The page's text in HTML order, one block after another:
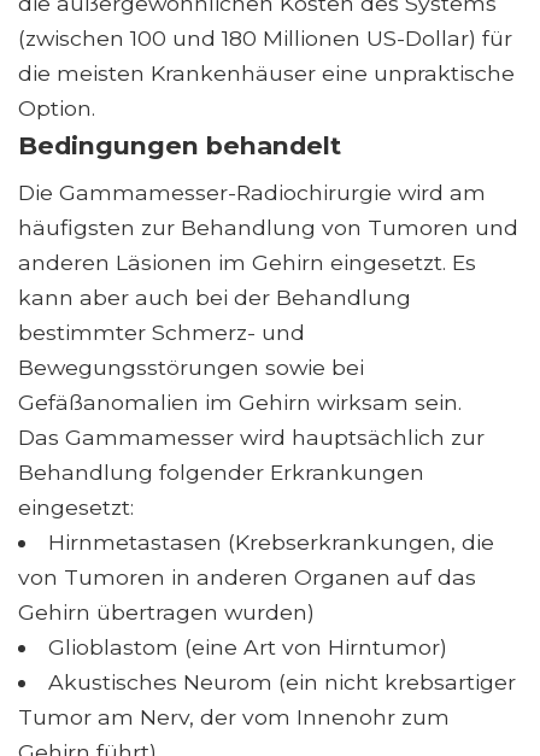
(zwischen 100 und 180 Millionen US-Dollar) für
die meisten Krankenhäuser eine unpraktische
Option.
Bedingungen behandelt
Die Gammamesser-Radiochirurgie wird am
häufigsten zur Behandlung von Tumoren und
anderen Läsionen im Gehirn eingesetzt. Es
kann aber auch bei der Behandlung
bestimmter Schmerz- und
Bewegungsstörungen sowie bei
Gefäßanomalien im Gehirn wirksam sein.
Das Gammamesser wird hauptsächlich zur
Behandlung folgender Erkrankungen
eingesetzt:
Hirnmetastasen (Krebserkrankungen, die
von Tumoren in anderen Organen auf das
Gehirn übertragen wurden)
Glioblastom (eine Art von Hirntumor)
Akustisches Neurom (ein nicht krebsartiger
Tumor am Nerv, der vom Innenohr zum